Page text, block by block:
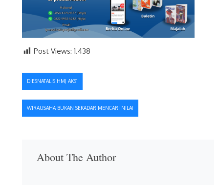
Post Views: 1.438
Navigasi
pos
DIESNATALIS HMJ AKS1
WIRAUSAHA BUKAN SEKADAR MENCARI NILAI
About The Author